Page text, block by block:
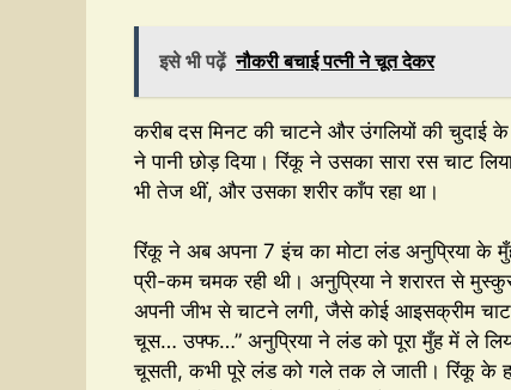
इसे भी पढ़ें नौकरी बचाई पत्नी ने चूत देकर
करीब दस मिनट की चाटने और उंगलियों की
ने पानी छोड़ दिया। रिंकू ने उसका सारा रस चाट
भी तेज थीं, और उसका शरीर काँप रहा था।
रिंकू ने अब अपना 7 इंच का मोटा लंड अनुप्रिया के
प्री-कम चमक रही थी। अनुप्रिया ने शरारत से
अपनी जीभ से चाटने लगी, जैसे कोई आइसक्रीम
चूस… उफ्फ…” अनुप्रिया ने लंड को पूरा मुँह में ले
चूसती, कभी पूरे लंड को गले तक ले जाती। रिंकू के